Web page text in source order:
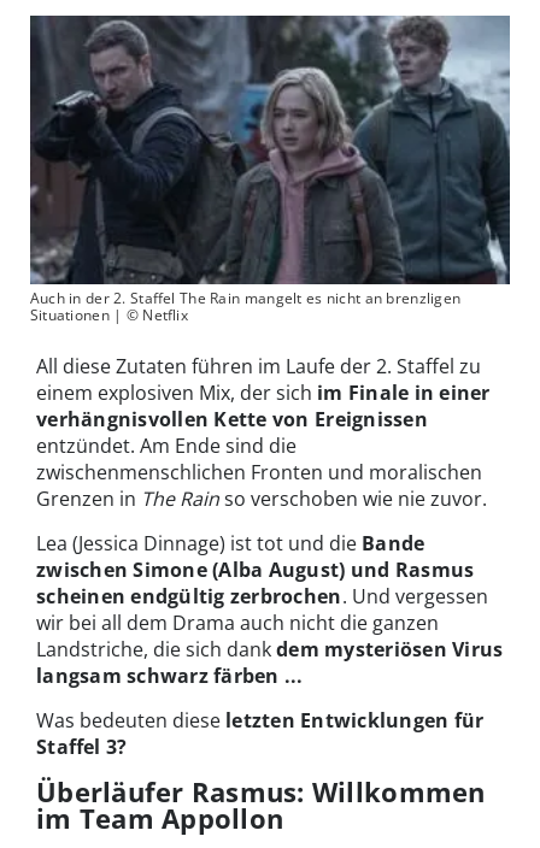
Auch in der 2. Staffel The Rain mangelt es nicht an brenzligen
Situationen | © Netflix
All diese Zutaten führen im Laufe der 2. Staffel zu
einem explosiven Mix, der sich im Finale in einer
verhängnisvollen Kette von Ereignissen
entzündet. Am Ende sind die
zwischenmenschlichen Fronten und moralischen
Grenzen in The Rainso verschoben wie nie zuvor.
Lea (Jessica Dinnage) ist tot und die Bande
zwischen Simone (Alba August) und Rasmus
scheinen endgültig zerbrochen. Und vergessen
wir bei all dem Drama auch nicht die ganzen
Landstriche, die sich dankdem mysteriösen Virus
langsam schwarz färben ...
Was bedeuten diese letzten Entwicklungen für
Staffel 3?
Überläufer Rasmus: Willkommen
im Team Appollon